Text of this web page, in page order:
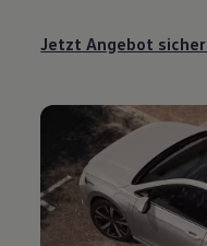
Jetzt Angebot